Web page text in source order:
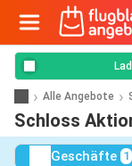
Alle Angebote
Schloss
Geschäfte 1